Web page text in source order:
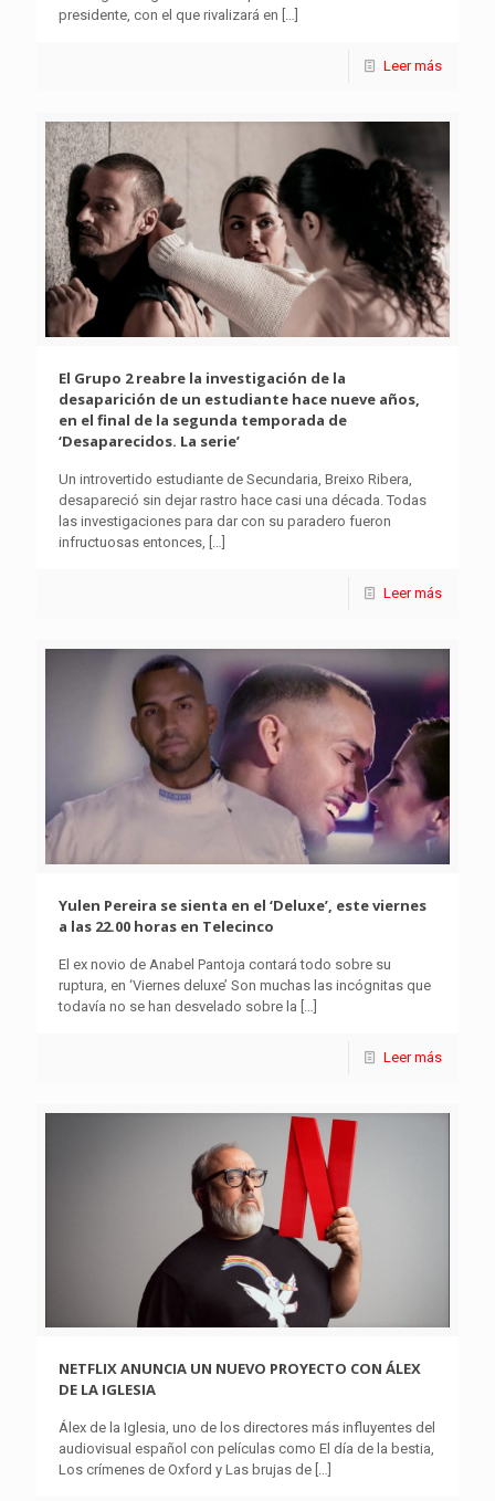
presidente, con el que rivalizará en […]
Leer más
El Grupo 2 reabre la investigación de la
desaparición de un estudiante hace nueve años,
en el final de la segunda temporada de
‘Desaparecidos. La serie’
Un introvertido estudiante de Secundaria, Breixo Ribera,
desapareció sin dejar rastro hace casi una década. Todas
las investigaciones para dar con su paradero fueron
infructuosas entonces, […]
Leer más
Yulen Pereira se sienta en el ‘Deluxe’, este viernes
a las 22.00 horas en Telecinco
El ex novio de Anabel Pantoja contará todo sobre su
ruptura, en ‘Viernes deluxe’ Son muchas las incógnitas que
todavía no se han desvelado sobre la
Leer más
NETFLIX ANUNCIA UN NUEVO PROYECTO CON ÁLEX
DE LA IGLESIA
Álex de la Iglesia, uno de los directores más influyentes del
audiovisual español con películas como El día de la bestia,
Los crímenes de Oxford y Las brujas de […]